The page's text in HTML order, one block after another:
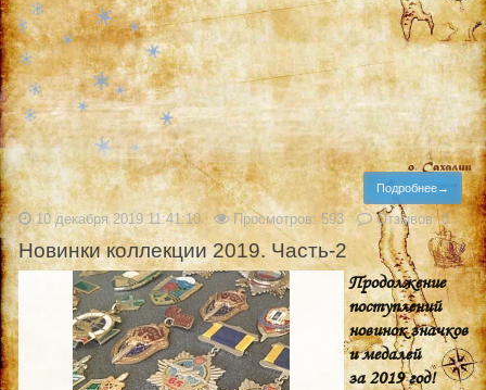
Подробнее→
10 декабря 2019 11:41:10 Просмотров: 593 Отзывов: 0
Новинки коллекции 2019. Часть-2
Продолжение
поступлений
новинок значков
и медалей
за 2019 год!